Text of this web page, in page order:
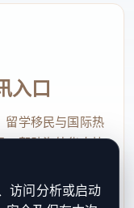
入口
留学移民与国际热
，帮助海外华人快
访问分析或启动